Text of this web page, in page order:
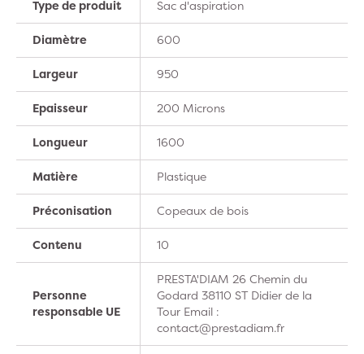
Type de produit Sac d'aspiration
Diamètre 600
Largeur 950
Epaisseur 200 Microns
Longueur 1600
Matière Plastique
Préconisation Copeaux de bois
Contenu 10
Personne
responsable UE
PRESTA'DIAM 26 Chemin du
Godard 38110 ST Didier de la
Tour Email :
contact@prestadiam.fr